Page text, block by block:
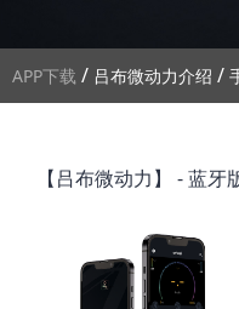
APP下载 / 吕布微动力介绍 /
【吕布微动力】 - 蓝牙